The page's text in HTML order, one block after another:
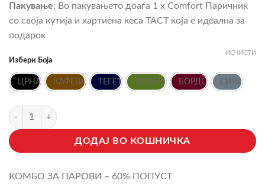
Пакување: Во пакувањето доаѓа 1 x Comfort Паричник
со своја кутија и хартиена кеса TACT која е идеална за
подарок
Избери Боја
ЦРНА КАФEВА ТЕГЕТ ЗЕЛЕНА БОРДО СИВА
ИСЧИСТИ
Кожен Паричник - Comfort количина
ДОДАЈ ВО КОШНИЧКА
КОМБО ЗА ПАРОВИ – 60% ПОПУСТ